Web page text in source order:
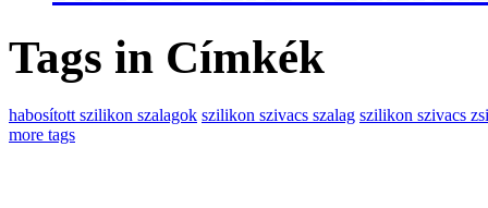
Tags in Címkék
habosított szilikon szalagok szilikon szivacs szalag szilikon szivacs
more tags